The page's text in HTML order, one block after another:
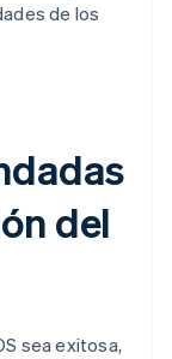
de los
del
sea exitosa,